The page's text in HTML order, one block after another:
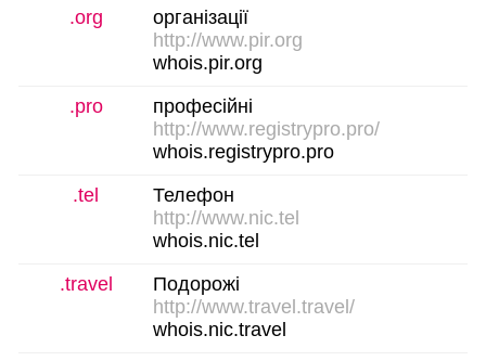
.org
організації
http://www.pir.org
whois.pir.org
.pro
професійні
http://www.registrypro.pro/
whois.registrypro.pro
.tel
Телефон
http://www.nic.tel
whois.nic.tel
.travel
Подорожі
http://www.travel.travel/
whois.nic.travel